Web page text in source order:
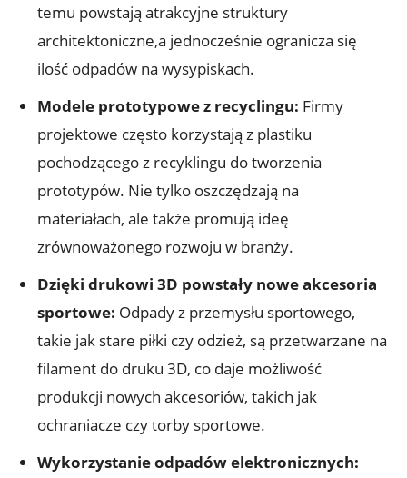
temu powstają atrakcyjne struktury
architektoniczne,a jednocześnie ogranicza się
ilość odpadów na wysypiskach.
Modele prototypowe z recyclingu: Firmy
projektowe często korzystają z plastiku
pochodzącego z recyklingu do tworzenia
prototypów. Nie tylko oszczędzają na
materiałach, ale także promują ideę
zrównoważonego rozwoju w branży.
Dzięki drukowi 3D powstały nowe akcesoria
sportowe: Odpady z przemysłu sportowego,
takie jak stare piłki czy odzież, są przetwarzane na
filament do druku 3D, co daje możliwość
produkcji nowych akcesoriów, takich jak
ochraniacze czy torby sportowe.
Wykorzystanie odpadów elektronicznych: